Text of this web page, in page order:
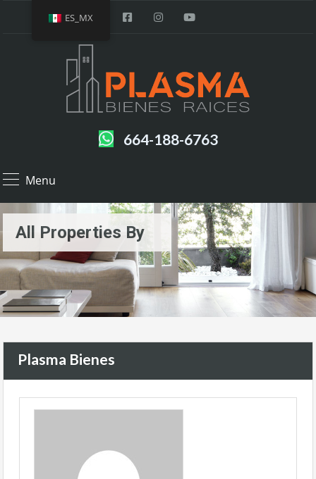
664-188-6763
Menu
All Properties By
Plasma Bienes
ES_MX